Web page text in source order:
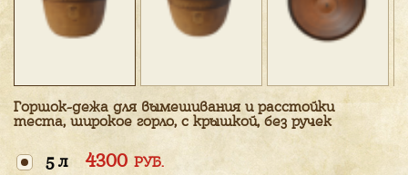
Горшок-дежа для вымешивания и расстойки
теста, широкое горло, с крышкой, без ручек
5 л 4300 РУБ.